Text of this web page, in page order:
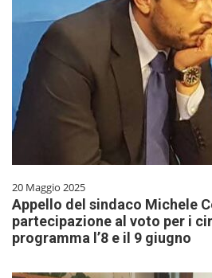
20 Maggio 2025
Appello del sindaco Michele
partecipazione al voto per i
programma l’8 e il 9 giugno